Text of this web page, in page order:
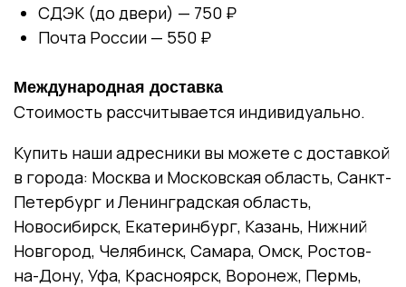
СДЭК (до двери) — 750 ₽
Почта России — 550 ₽
Международная доставка
Стоимость рассчитывается индивидуально.
Купить наши адресники вы можете с доставкой
в города: Москва и Московская область, Санкт-
Петербург и Ленинградская область,
Новосибирск, Екатеринбург, Казань, Нижний
Новгород, Челябинск, Самара, Омск, Ростов-
на-Дону, Уфа, Красноярск, Воронеж, Пермь,